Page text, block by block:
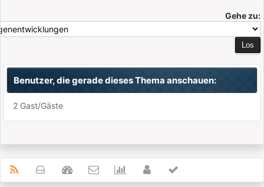
Gehe zu:
Benutzer, die gerade dieses Thema anschauen:
2 Gast/Gäste